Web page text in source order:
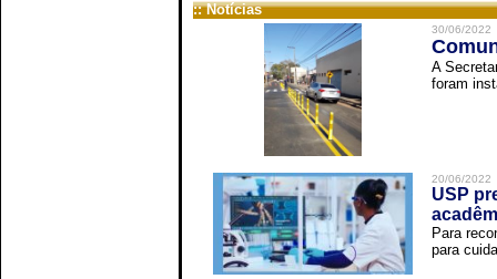
:: Notícias
30/06/2022
A
foram
20/06/2022
USP
Para
para